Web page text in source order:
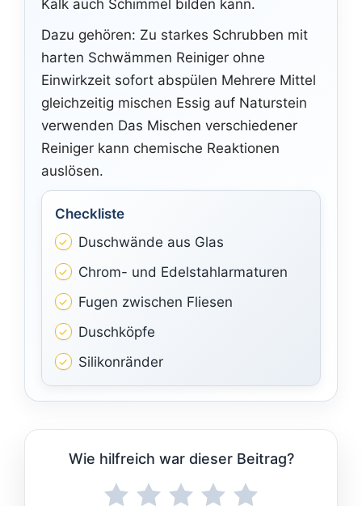
Kalk auch Schimmel bilden kann.
Dazu gehören: Zu starkes Schrubben mit
harten Schwämmen Reiniger ohne
Einwirkzeit sofort abspülen Mehrere Mittel
gleichzeitig mischen Essig auf Naturstein
verwenden Das Mischen verschiedener
Reiniger kann chemische Reaktionen
auslösen.
Checkliste
Duschwände aus Glas
Chrom- und Edelstahlarmaturen
Fugen zwischen Fliesen
Duschköpfe
Silikonränder
Wie hilfreich war dieser Beitrag?